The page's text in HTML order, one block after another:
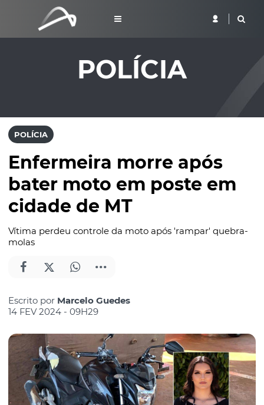
POLÍCIA
POLÍCIA
Enfermeira morre após
bater moto em poste em
cidade de MT
Vítima perdeu controle da moto após 'rampar' quebra-
molas
Escrito por Marcelo Guedes
14 FEV 2024 - 09H29